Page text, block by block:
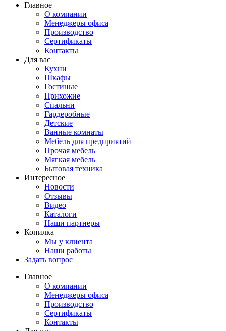
Главное
О компании
Менеджеры офиса
Производство
Сертификаты
Контакты
Для вас
Кухни
Шкафы
Гостиные
Прихожие
Спальни
Гардеробные
Детские
Ванные комнаты
Мебель для предприятий
Прочая мебель
Мягкая мебель
Бытовая техника
Интересное
Новости
Отзывы
Видео
Каталоги
Наши партнеры
Копилка
Мы у клиента
Наши работы
Задать вопрос
Главное
О компании
Менеджеры офиса
Производство
Сертификаты
Контакты